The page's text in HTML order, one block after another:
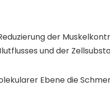
der
und der
Ebene die